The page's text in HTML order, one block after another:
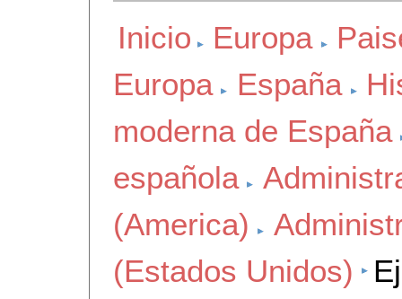
Inicio Europa
Europa
España
moderna de España
española
(America)
(Estados Unidos)